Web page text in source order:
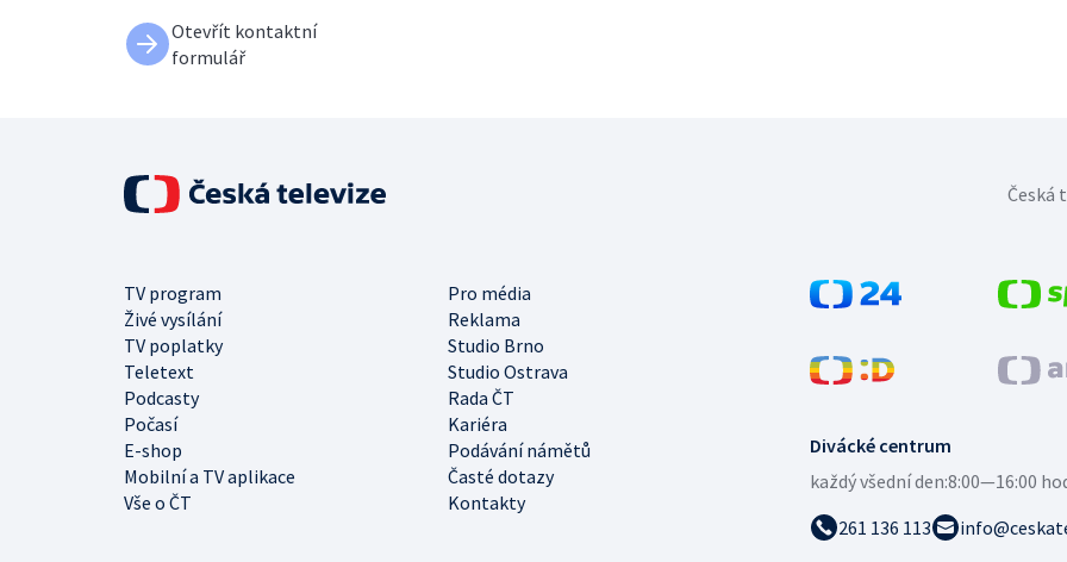
Otevřít kontaktní
formulář
Divácké centrum
každý všední den:8:00—16:00
261 136 113
TV program
Pro média
Živé vysílání
Reklama
TV poplatky
Studio Brno
Teletext
Studio Ostrava
Podcasty
Rada ČT
Počasí
Kariéra
E-shop
Podávání námětů
Mobilní a TV aplikace
Časté dotazy
Vše o ČT
Kontakty
Česká